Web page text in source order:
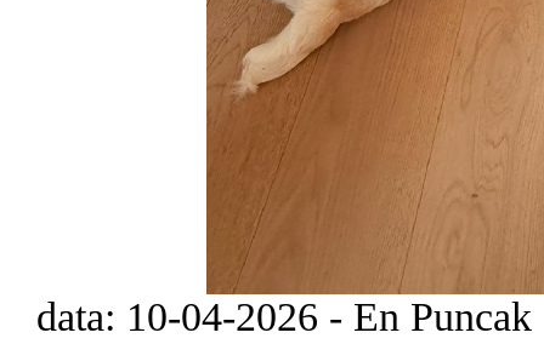
data: 10-04-2026 - En